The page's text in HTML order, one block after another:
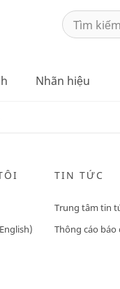
Nhãn hiệu
TIN TỨC
Trung tâm tin
Thông cáo báo